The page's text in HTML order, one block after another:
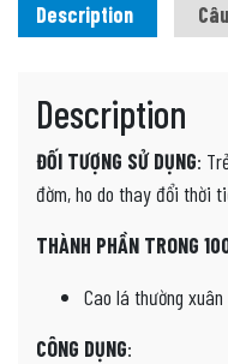
Description
Description
ĐỐI TƯỢNG SỬ DỤNG:
đờm, ho do thay đổi thời
THÀNH PHẦN TRONG
Cao lá thường
CÔNG DỤNG: